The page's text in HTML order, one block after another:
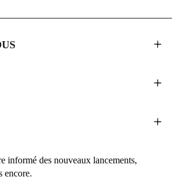
informé des nouveaux lancements,
encore.